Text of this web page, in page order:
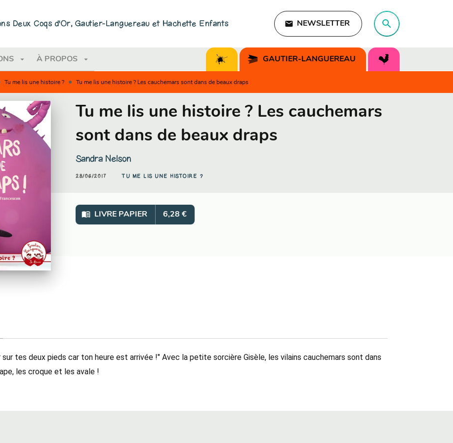
Deux Coqs d'Or, Gautier-Languereau et Hachette Enfants email NEWSLETTER search
arrow_drop_down À PROPOS arrow_drop_down GAUTIER-LANGUEREAU
search
Tu me lis une histoire ? • Tu me lis une histoire ? Les cauchemars sont dans de beaux draps
Tu me lis une histoire ? Les cauchemars
sont dans de beaux draps
Sandra Nelson
28/06/2017 TU ME LIS UNE HISTOIRE ?
menu_book LIVRE PAPIER 6,28 €
tes deux pieds car ton heure est arrivée !" Avec la petite sorcière Gisèle, les vilains cauchemars sont dans
les croque et les avale !